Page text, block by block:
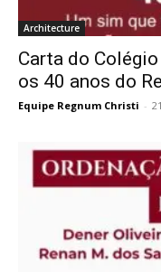
Architecture
Carta do
os 40 anos do
Equipe Regnum Christi -